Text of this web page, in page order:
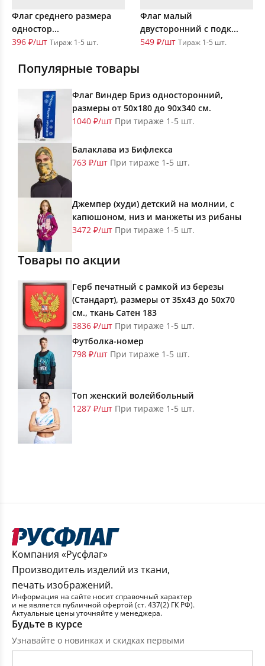
Флаг среднего размера
одностор...
396 ₽/шт Тираж 1-5 шт.
Флаг малый
двусторонний с подк...
549 ₽/шт Тираж 1-5 шт.
Популярные товары
Флаг Виндер Бриз односторонний,
размеры от 50х180 до 90х340 см.
1040 ₽/шт При тираже 1-5 шт.
Балаклава из Бифлекса
763 ₽/шт При тираже 1-5 шт.
Джемпер (худи) детский на молнии, с
капюшоном, низ и манжеты из рибаны
3472 ₽/шт При тираже 1-5 шт.
Товары по акции
Герб печатный с рамкой из березы
(Стандарт), размеры от 35х43 до 50х70
см., ткань Сатен 183
3836 ₽/шт При тираже 1-5 шт.
Футболка-номер
798 ₽/шт При тираже 1-5 шт.
Топ женский волейбольный
1287 ₽/шт При тираже 1-5 шт.
Компания «Русфлаг»
Производитель изделий из ткани,
печать изображений.
Информация на сайте носит справочный характер
и не является публичной офертой (ст. 437(2) ГК РФ).
Актуальные цены уточняйте у менеджера.
Будьте в курсе
Узнавайте о новинках и скидках первыми